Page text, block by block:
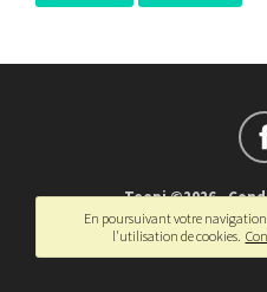
Teepi ©2026-
Français
En poursuivant votre navigation
l'utilisation de cookies.